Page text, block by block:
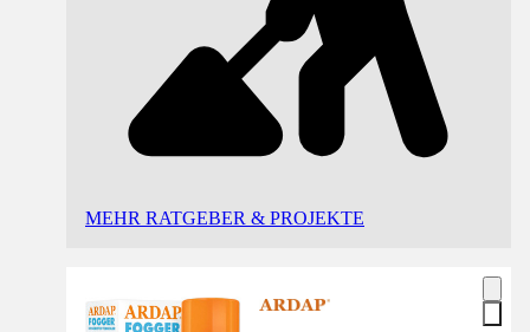
MEHR RATGEBER & PROJEKTE